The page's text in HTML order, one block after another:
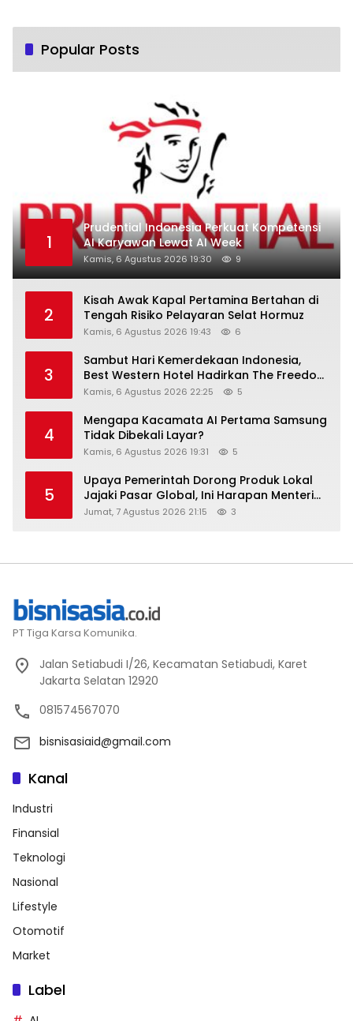
Popular Posts
1
Prudential Indonesia Perkuat Kompetensi
AI Karyawan Lewat AI Week
Kamis, 6 Agustus 2026 19:30 9
2
Kisah Awak Kapal Pertamina Bertahan di
Tengah Risiko Pelayaran Selat Hormuz
Kamis, 6 Agustus 2026 19:43 6
3
Sambut Hari Kemerdekaan Indonesia,
Best Western Hotel Hadirkan The Freedom
Stay Diskon Hingga 45%
Kamis, 6 Agustus 2026 22:25 5
4
Mengapa Kacamata AI Pertama Samsung
Tidak Dibekali Layar?
Kamis, 6 Agustus 2026 19:31 5
5
Upaya Pemerintah Dorong Produk Lokal
Jajaki Pasar Global, Ini Harapan Menteri
Perindustrian RI Lewat ILT dan IGT Expo
Jumat, 7 Agustus 2026 21:15 3
PT Tiga Karsa Komunika.
Jalan Setiabudi I/26, Kecamatan Setiabudi, Karet
Jakarta Selatan 12920
081574567070
bisnisasiaid@gmail.com
Kanal
Industri
Finansial
Teknologi
Nasional
Lifestyle
Otomotif
Market
Label